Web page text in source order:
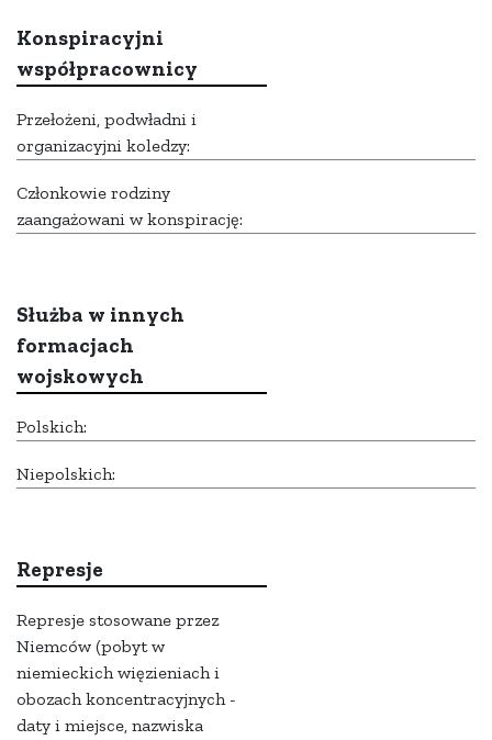
Konspiracyjni
współpracownicy
Przełożeni, podwładni i
organizacyjni koledzy:
Członkowie rodziny
zaangażowani w konspirację:
Służba w innych
formacjach
wojskowych
Polskich:
Niepolskich:
Represje
Represje stosowane przez
Niemców (pobyt w
niemieckich więzieniach i
obozach koncentracyjnych -
daty i miejsce, nazwiska